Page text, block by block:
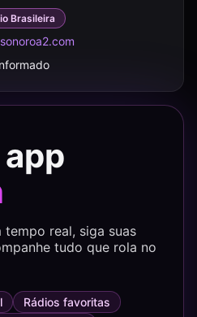
Brasileira
tempo real, siga suas
tudo que rola no
Rádios favoritas